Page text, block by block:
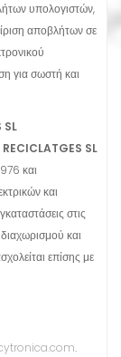
υπολογιστών,
αποβλήτων σε
για σωστή και
SL
SL
και
και
στις
διαχωρισμού και
επίσης με
.